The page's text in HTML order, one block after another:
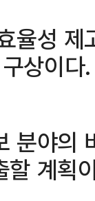
율성
상이다.
분야의
할 계획